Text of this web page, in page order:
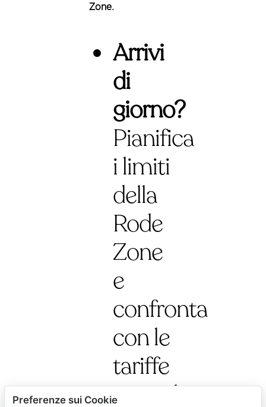
Zone.
Arrivi
di
giorno?
Pianifica
i limiti
della
Rode
Zone
e
confronta
con le
tariffe
giornaliere
Preferenze sui Cookie